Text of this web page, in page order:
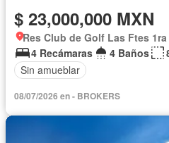
$ 23,000,000 MXN
Res Club de Golf Las Ftes
4 Recámaras
4 Baños
Sin amueblar
08/07/2026 en - BROKERS